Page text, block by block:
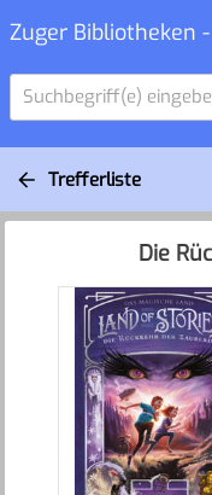
Zuger Bibliotheken
Suchbegriff(e)
Trefferliste
Die